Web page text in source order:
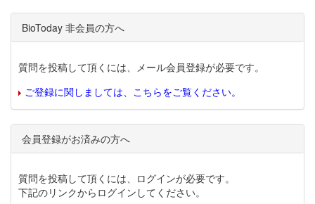
BioToday 非会員の方へ
質問を投稿して頂くには、メール会員登録が必要です。
ご登録に関しましては、こちらをご覧ください。
会員登録がお済みの方へ
質問を投稿して頂くには、ログインが必要です。
下記のリンクからログインしてください。